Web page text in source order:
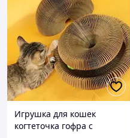
Игрушка для кошек
когтеточка гофра с